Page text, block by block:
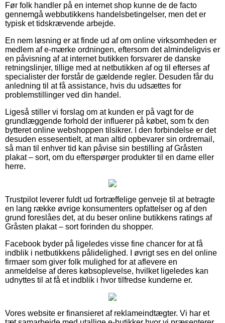
Før folk handler på en internet shop kunne de de facto
gennemgå webbutikkens handelsbetingelser, men det er
typisk et tidskrævende arbejde.
En nem løsning er at finde ud af om online virksomheden er
medlem af e-mærke ordningen, eftersom det almindeligvis er
en påvisning af at internet butikken forsvarer de danske
retningslinjer, tillige med at netbutikken af og til efterses af
specialister der forstår de gældende regler. Desuden får du
anledning til at få assistance, hvis du udsættes for
problemstillinger ved din handel.
Ligeså stiller vi forslag om at kunden er på vagt for de
grundlæggende forhold der influerer på købet, som fx den
bytteret online webshoppen tilsikrer. I den forbindelse er det
desuden essesentielt, at man altid opbevarer sin ordremail,
så man til enhver tid kan påvise sin bestilling af Gråsten
plakat – sort, om du efterspørger produkter til en dame eller
herre.
Trustpilot leverer fuldt ud fortræffelige genveje til at betragte
en lang række øvrige konsumenters opfattelser og af den
grund foreslåes det, at du beser online butikkens ratings af
Gråsten plakat – sort forinden du shopper.
Facebook byder på ligeledes visse fine chancer for at få
indblik i netbutikkens pålidelighed. I øvrigt ses en del online
firmaer som giver folk mulighed for at aflevere en
anmeldelse af deres købsoplevelse, hvilket ligeledes kan
udnyttes til at få et indblik i hvor tilfredse kunderne er.
Vores website er finansieret af reklameindtægter. Vi har et